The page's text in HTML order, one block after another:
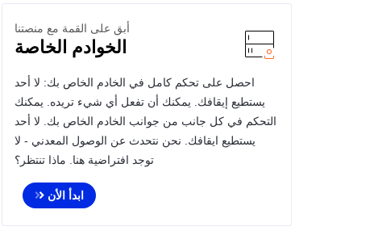
أبق على القمة مع منصتنا
الخوادم الخاصة
احصل على تحكم كامل في الخادم الخاص بك: لا أحد
يستطيع إيقافك. يمكنك أن تفعل أي شيء تريده. يمكنك
التحكم في كل جانب من جوانب الخادم الخاص بك. لا أحد
يستطيع ايقافك. نحن نتحدث عن الوصول المعدني - لا
توجد افتراضية هنا. ماذا تنتظر؟
ابدأ الأن